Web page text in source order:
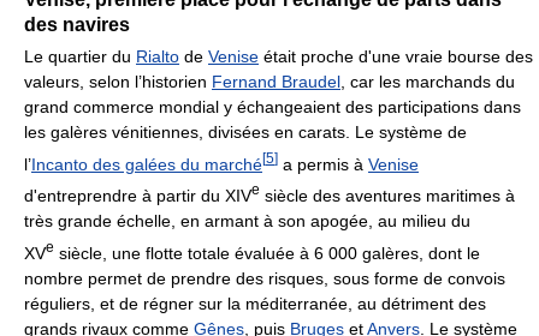
des navires
Le quartier du Rialto de Venise était proche d'une vraie bourse des
valeurs, selon l’historien Fernand Braudel , car les marchands du
grand commerce mondial y échangeaient des participations dans
les galères vénitiennes, divisées en carats. Le système de
l’Incanto des galées du marché[5] a permis à Venise
d'entreprendre à partir du XIVe siècle des aventures maritimes à
très grande échelle, en armant à son apogée, au milieu du
XVe siècle, une flotte totale évaluée à 6 000 galères, dont le
nombre permet de prendre des risques, sous forme de convois
réguliers, et de régner sur la méditerranée, au détriment des
grands rivaux comme Gênes , puis Bruges etAnvers . Le système